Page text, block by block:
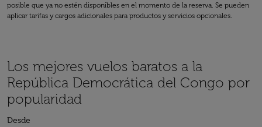
posible que ya no estén disponibles en el momento de la reserva. Se pueden
aplicar tarifas y cargos adicionales para productos y servicios opcionales.
Los mejores vuelos baratos a la
República Democrática del Congo por
popularidad
Desde